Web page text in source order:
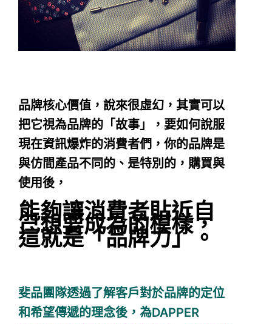
品牌核心價值，說來很虛幻，其實可以
把它視為品牌的「故事」，要如何說服
現在資訊爆炸的消費者們，你的品牌是
與仿間產品不同的、是特別的，購買與
使用後，
能夠讓消費者貼近自
己想要成為的模樣，
這就是「品牌力」。
斐品團隊透過了解客戶對於品牌的定位
和希望傳遞的理念後，為DAPPER